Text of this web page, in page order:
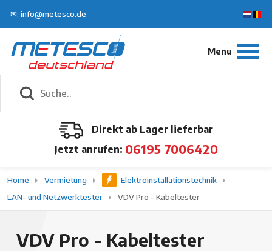
✉: info@metesco.de
Direkt ab Lager lieferbar
Jetzt anrufen: 06195 7006420
Home Vermietung
Elektroinstallationstechnik
LAN- und Netzwerktester
VDV Pro - Kabeltester
VDV Pro - Kabeltester